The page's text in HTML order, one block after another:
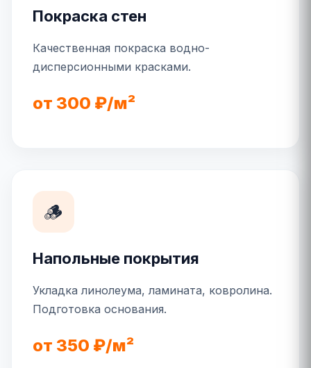
Покраска стен
Качественная покраска водно-
дисперсионными красками.
от 300 ₽/м²
🪵
Напольные покрытия
Укладка линолеума, ламината, ковролина.
Подготовка основания.
от 350 ₽/м²